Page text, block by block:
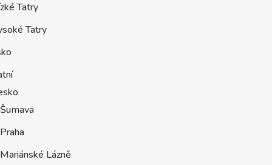
Tatry
Tatry
Šumava
Praha
Mariánské Lázně